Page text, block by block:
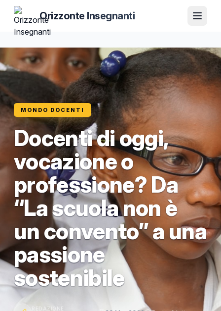
Orizzonte Insegnanti
MONDO DOCENTI
Docenti di oggi,
vocazione o
professione? Da
“La scuola non è
un convento” a una
passione
sostenibile
REDAZIONE